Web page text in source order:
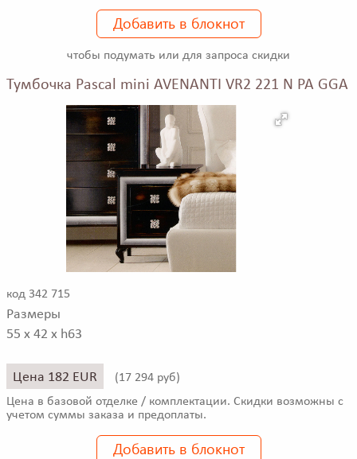
Добавить в блокнот
чтобы подумать или для запроса скидки
Тумбочка Pascal mini AVENANTI VR2 221 N PA GGA
код 342 715
Размеры
55 x 42 x h63
Цена 182 EUR (17 294 руб)
Цена в базовой отделке / комплектации. Скидки возможны с
учетом суммы заказа и предоплаты.
Добавить в блокнот